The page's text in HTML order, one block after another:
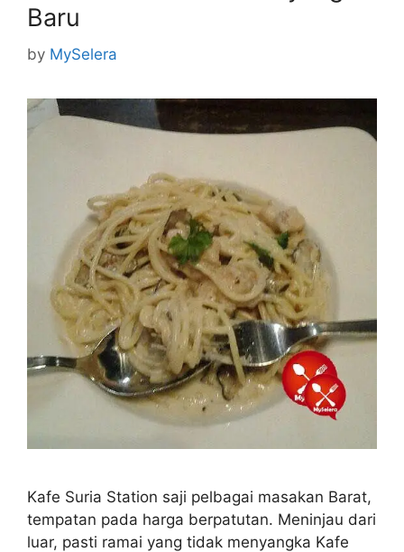
Baru
by MySelera
Kafe Suria Station saji pelbagai masakan Barat,
tempatan pada harga berpatutan. Meninjau dari
luar, pasti ramai yang tidak menyangka Kafe